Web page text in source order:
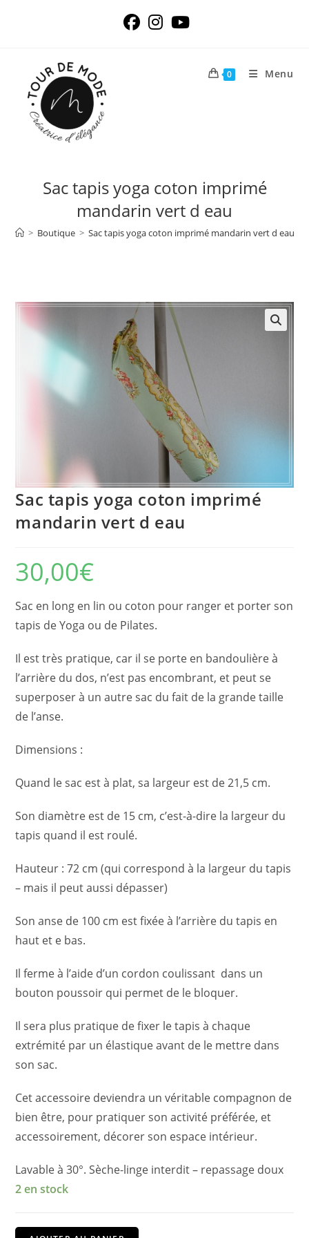
0 Menu
Sac tapis yoga coton imprimé
mandarin vert d eau
> Boutique > Sac tapis yoga coton imprimé mandarin vert d eau
Sac tapis yoga coton imprimé
mandarin vert d eau
30,00€
Sac en long en lin ou coton pour ranger et porter son
tapis de Yoga ou de Pilates.
Il est très pratique, car il se porte en bandoulière à
l’arrière du dos, n’est pas encombrant, et peut se
superposer à un autre sac du fait de la grande taille
de l’anse.
Dimensions :
Quand le sac est à plat, sa largeur est de 21,5 cm.
Son diamètre est de 15 cm, c’est-à-dire la largeur du
tapis quand il est roulé.
Hauteur : 72 cm (qui correspond à la largeur du tapis
– mais il peut aussi dépasser)
Son anse de 100 cm est fixée à l’arrière du tapis en
haut et e bas.
Il ferme à l’aide d’un cordon coulissant dans un
bouton poussoir qui permet de le bloquer.
Il sera plus pratique de fixer le tapis à chaque
extrémité par un élastique avant de le mettre dans
son sac.
Cet accessoire deviendra un véritable compagnon de
bien être, pour pratiquer son activité préférée, et
accessoirement, décorer son espace intérieur.
Lavable à 30°. Sèche-linge interdit – repassage doux
2 en stock
quantité